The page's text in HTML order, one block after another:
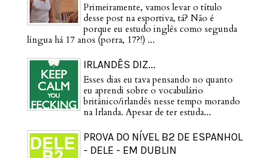
Primeiramente, vamos levar o título
desse post na esportiva, tá? Não é
porque eu estudo inglês como segunda
língua há 17 anos (porra, 17?!) ...
IRLANDÊS DIZ...
Esses dias eu tava pensando no quanto
eu aprendi sobre o vocabulário
britânico/irlandês nesse tempo morando
na Irlanda. Apesar de ter estuda...
PROVA DO NÍVEL B2 DE ESPANHOL
- DELE - EM DUBLIN